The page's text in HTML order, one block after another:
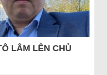
LÂM LÊN CHỦ